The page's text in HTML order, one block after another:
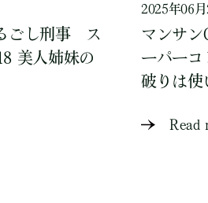
ごし刑事 ス
美人姉妹の
2025年06月
マンサ
ーパー
破りは使
Read